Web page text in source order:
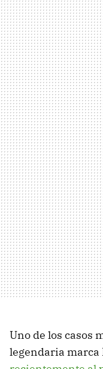
Uno de los casos
legendaria marca